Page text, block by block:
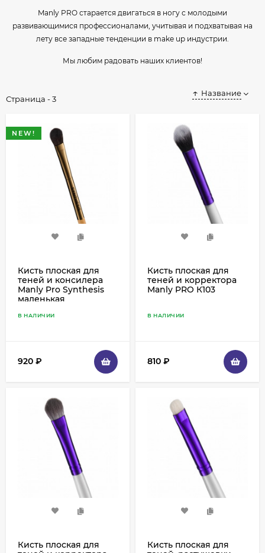
Manly PRO старается двигаться в ногу с молодыми
развивающимися профессионалами, учитывая и подхватывая на
лету все западные тенденции в make up индустрии.
Мы любим радовать наших клиентов!
Название
Страница - 3
NEW!
Кисть плоская для
теней и консилера
Manly Pro Synthesis
маленькая
серия) - SY3
В НАЛИЧИИ
920 ₽
Кисть плоская для
теней и корректора
Manly PRO К103
В НАЛИЧИИ
810 ₽
Кисть плоская для
Кисть плоская для